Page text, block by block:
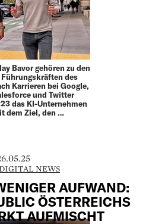
Bavor gehören zu den
des
Karrieren bei Google,
und Twitter
das KI-Unternehmen
dem Ziel, den …
NEWS
AUFWAND:
ÖSTERREICHS
AUFMISCHT